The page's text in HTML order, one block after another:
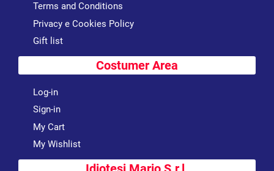
Terms and Conditions
Privacy e Cookies Policy
Gift list
Costumer Area
Log-in
Sign-in
My Cart
My Wishlist